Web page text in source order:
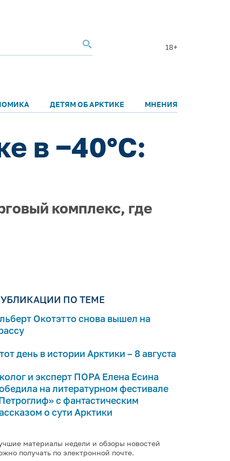
18+
ДЕТЯМ ОБ АРКТИКЕ МНЕНИЯ
в −40°С:
комплекс, где
ПО ТЕМЕ
Окотэтто снова вышел на
день в истории Арктики – 8 августа
и эксперт ПОРА Елена Есина
на литературном фестивале
с фантастическим
о сути Арктики
материалы недели и обзоры новостей
получать по электронной почте.